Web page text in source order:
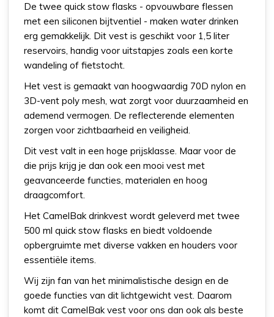
De twee quick stow flasks - opvouwbare flessen
met een siliconen bijtventiel - maken water drinken
erg gemakkelijk. Dit vest is geschikt voor 1,5 liter
reservoirs, handig voor uitstapjes zoals een korte
wandeling of fietstocht.
Het vest is gemaakt van hoogwaardig 70D nylon en
3D-vent poly mesh, wat zorgt voor duurzaamheid en
ademend vermogen. De reflecterende elementen
zorgen voor zichtbaarheid en veiligheid.
Dit vest valt in een hoge prijsklasse. Maar voor de
die prijs krijg je dan ook een mooi vest met
geavanceerde functies, materialen en hoog
draagcomfort.
Het CamelBak drinkvest wordt geleverd met twee
500 ml quick stow flasks en biedt voldoende
opbergruimte met diverse vakken en houders voor
essentiële items.
Wij zijn fan van het minimalistische design en de
goede functies van dit lichtgewicht vest. Daarom
komt dit CamelBak vest voor ons dan ook als beste